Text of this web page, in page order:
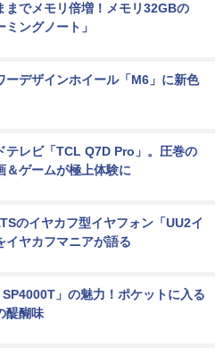
までメモリ倍増！メモリ32GBの
ミングノート」
ーデザインホイール「M6」に新色
テレビ「TCL Q7D Pro」。圧巻の
＆ゲームが極上体験に
のイヤカフ型イヤフォン「UU2イ
イヤカフマニアが語る
SP4000T」の魅力！ポケットに入る
醍醐味